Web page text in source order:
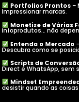
Portfolios Prontos–
impressionar marcas.
Monetize de Várias
infoprodutos... não
Entenda o Mercado
Descubra como se
Scripts de
Direct e WhatsApp, sem
Mindset
desistir quando as